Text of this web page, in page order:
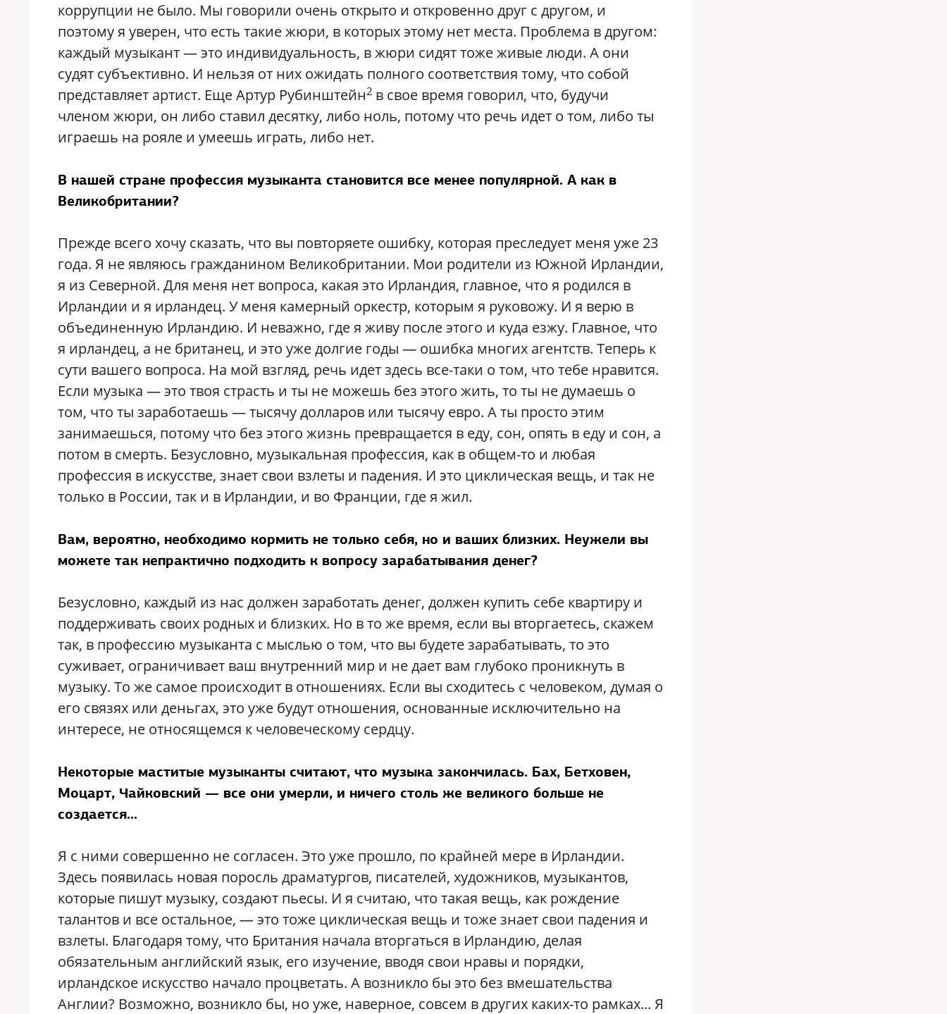
коррупции не было. Мы говорили очень открыто и откровенно друг с другом, и
поэтому я уверен, что есть такие жюри, в которых этому нет места. Проблема в другом:
каждый музыкант — это индивидуальность, в жюри сидят тоже живые люди. А они
судят субъективно. И нельзя от них ожидать полного соответствия тому, что собой
представляет артист. Еще Артур Рубинштейн2 в свое время говорил, что, будучи
членом жюри, он либо ставил десятку, либо ноль, потому что речь идет о том, либо ты
играешь на рояле и умеешь играть, либо нет.
В нашей стране профессия музыканта становится все менее популярной. А как в
Великобритании?
Прежде всего хочу сказать, что вы повторяете ошибку, которая преследует меня уже 23
года. Я не являюсь гражданином Великобритании. Мои родители из Южной Ирландии,
я из Северной. Для меня нет вопроса, какая это Ирландия, главное, что я родился в
Ирландии и я ирландец. У меня камерный оркестр, которым я руковожу. И я верю в
объединенную Ирландию. И неважно, где я живу после этого и куда езжу. Главное, что
я ирландец, а не британец, и это уже долгие годы — ошибка многих агентств. Теперь к
сути вашего вопроса. На мой взгляд, речь идет здесь все-таки о том, что тебе нравится.
Если музыка — это твоя страсть и ты не можешь без этого жить, то ты не думаешь о
том, что ты заработаешь — тысячу долларов или тысячу евро. А ты просто этим
занимаешься, потому что без этого жизнь превращается в еду, сон, опять в еду и сон, а
потом в смерть. Безусловно, музыкальная профессия, как в общем-то и любая
профессия в искусстве, знает свои взлеты и падения. И это циклическая вещь, и так не
только в России, так и в Ирландии, и во Франции, где я жил.
Вам, вероятно, необходимо кормить не только себя, но и ваших близких. Неужели вы
можете так непрактично подходить к вопросу зарабатывания денег?
Безусловно, каждый из нас должен заработать денег, должен купить себе квартиру и
поддерживать своих родных и близких. Но в то же время, если вы вторгаетесь, скажем
так, в профессию музыканта с мыслью о том, что вы будете зарабатывать, то это
суживает, ограничивает ваш внутренний мир и не дает вам глубоко проникнуть в
музыку. То же самое происходит в отношениях. Если вы сходитесь с человеком, думая о
его связях или деньгах, это уже будут отношения, основанные исключительно на
интересе, не относящемся к человеческому сердцу.
Некоторые маститые музыканты считают, что музыка закончилась. Бах, Бетховен,
Моцарт, Чайковский — все они умерли, и ничего столь же великого больше не
создается...
Я с ними совершенно не согласен. Это уже прошло, по крайней мере в Ирландии.
Здесь появилась новая поросль драматургов, писателей, художников, музыкантов,
которые пишут музыку, создают пьесы. И я считаю, что такая вещь, как рождение
талантов и все остальное, — это тоже циклическая вещь и тоже знает свои падения и
взлеты. Благодаря тому, что Британия начала вторгаться в Ирландию, делая
обязательным английский язык, его изучение, вводя свои нравы и порядки,
ирландское искусство начало процветать. А возникло бы это без вмешательства
Англии? Возможно, возникло бы, но уже, наверное, совсем в других каких-то рамках... Я